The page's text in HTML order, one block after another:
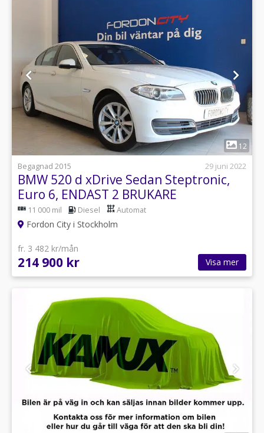
1
12
Begagnad 2015
29 juni 2022
BMW 520 d xDrive Sedan Steptronic,
Euro 6, ENDAST 2 BRUKARE
11 000 mil Diesel Automat
Fordon City i Stockholm
fr. 3 482 kr/mån
214 900 kr Visa mer